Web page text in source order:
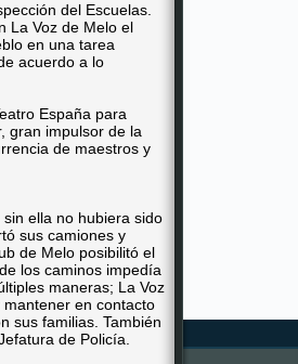
del Escuelas.
La Voz de Melo el
en una tarea
acuerdo a lo
España para
gran impulsor de la
de maestros y
ella no hubiera sido
sus camiones y
de Melo posibilitó el
los caminos impedía
maneras; La Voz
en contacto
sus familias. También
de Policía.